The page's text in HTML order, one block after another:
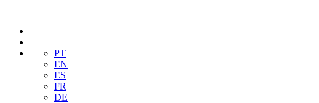
PT
EN
ES
FR
DE